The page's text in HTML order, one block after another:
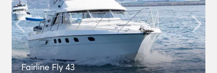
Fairline Fly 43